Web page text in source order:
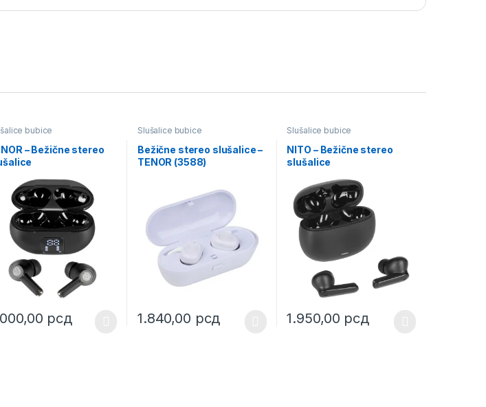
options may be chosen on the product page
bubice
– Bežične stereo
рсд
product has multiple variants. The options may be chosen on the product page
Slušalice bubice
Bežične stereo slušalice –
TENOR (3588)
1.840,00 рсд
This product has multiple variants. The options may be chosen on the
Slušalice bubice
NITO – Bežične stereo
slušalice
1.950,00 рсд
This product has multiple variants. The